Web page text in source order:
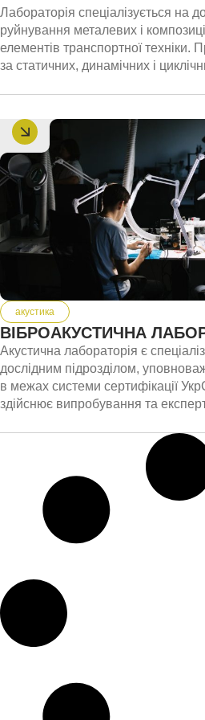
використання об’єкту підземних
кам’яної солі в народно-
(подвійне призначення –
* дослідження схоронності якості
мастильних матеріалів.
Лабораторія спеціалізується на
руйнування металевих і
елементів транспортної
за статичних, динамічних і
акустика
ВІБРОАКУСТИЧНА
Акустична лабораторія є
дослідним підрозділом,
в межах системи сертифікації
здійснює випробування та